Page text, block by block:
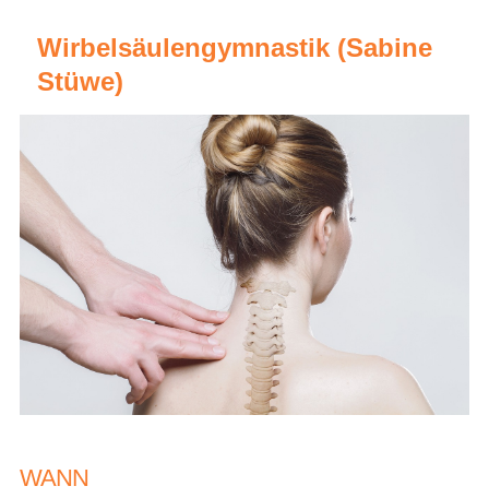
Wirbelsäulengymnastik (Sabine
Stüwe)
WANN